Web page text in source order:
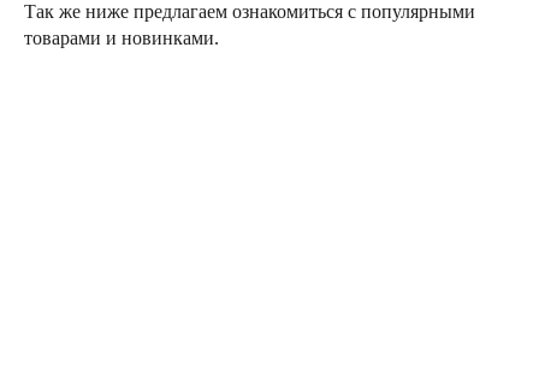
Так же ниже предлагаем ознакомиться с популярными
товарами и новинками.